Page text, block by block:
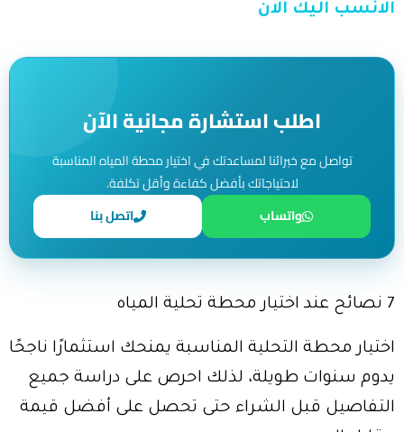
الانسب اليك الان
اطلب استشارة مجانية الآن
تواصل مع خبرائنا لمساعدتك في اختيار محطة المياه المناسبة
لاحتياجاتك بأفضل كفاءة وأقل تكلفة.
واتساب
اتصل بنا
7 نصائح عند اختيار محطة تحلية المياه
اختيار محطة التحلية المناسبة يمنحك استثمارًا ناجحًا
يدوم سنوات طويلة، لذلك احرص على دراسة جميع
التفاصيل قبل الشراء حتى تحصل على أفضل قيمة